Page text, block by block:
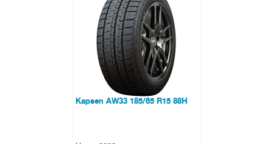
0 отзывов
Kapsen AW33 185/65 R15 88H